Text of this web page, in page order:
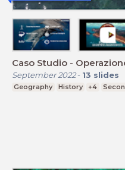
Caso Studio -
September 2022- 13 slides
Geography History +4